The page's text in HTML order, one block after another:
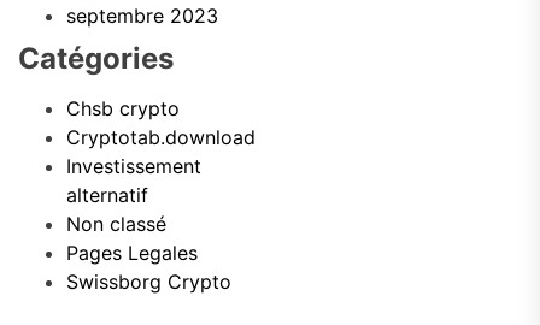
septembre 2023
Catégories
Chsb crypto
Cryptotab.download
Investissement
alternatif
Non classé
Pages Legales
Swissborg Crypto